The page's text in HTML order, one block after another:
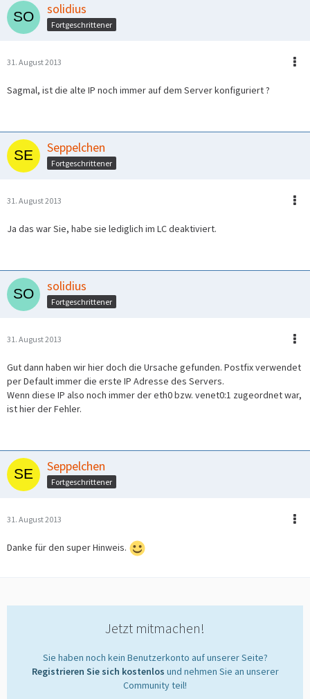
solidius
Fortgeschrittener
31. August 2013
Sagmal, ist die alte IP noch immer auf dem Server konfiguriert ?
Seppelchen
Fortgeschrittener
31. August 2013
Ja das war Sie, habe sie lediglich im LC deaktiviert.
solidius
Fortgeschrittener
31. August 2013
Gut dann haben wir hier doch die Ursache gefunden. Postfix verwendet
per Default immer die erste IP Adresse des Servers.
Wenn diese IP also noch immer der eth0 bzw. venet0:1 zugeordnet war,
ist hier der Fehler.
Seppelchen
Fortgeschrittener
31. August 2013
Danke für den super Hinweis.
Jetzt mitmachen!
Sie haben noch kein Benutzerkonto auf unserer Seite?
Registrieren Sie sich kostenlos und nehmen Sie an unserer
Community teil!